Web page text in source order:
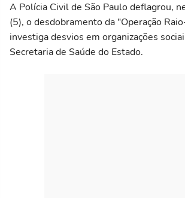
A Polícia Civil de São Paulo deflagrou,
(5), o desdobramento da "Operação
investiga desvios em organizações
Secretaria de Saúde do Estado.